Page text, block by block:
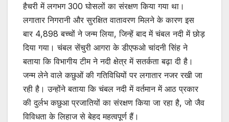
हैचरी में लगभग 300 घोसलों का संरक्षण किया गया था।
लगातार निगरानी और सुरक्षित वातावरण मिलने के कारण इस
बार 4,898 बच्चों ने जन्म लिया, जिन्हें बाद में चंबल नदी में छोड़
दिया गया। चंबल सेंचुरी आगरा के डीएफओ चांदनी सिंह ने
बताया कि विभागीय टीम ने नदी क्षेत्र में सतर्कता बढ़ा दी है।
जन्म लेने वाले कछुओं की गतिविधियों पर लगातार नजर रखी जा
रही है। उन्होंने बताया कि चंबल नदी में वर्तमान में आठ प्रकार
की दुर्लभ कछुआ प्रजातियों का संरक्षण किया जा रहा है, जो जैव
विविधता के लिहाज से बेहद महत्वपूर्ण हैं।